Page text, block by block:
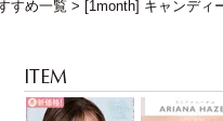
すめ一覧 [1month] キャンディ